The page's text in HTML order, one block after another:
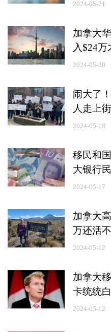
2024-05-21
加拿大
入$24
2024-05-20
闹大了
人走上
2024-05-18
移民和
大银行
2024-05-17
加拿大
万还活不
2024-05-12
加拿大
卡统统
2024-05-12